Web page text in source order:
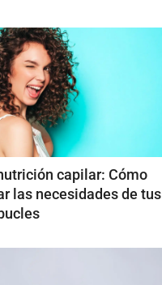
capilar: Cómo
las necesidades de tus